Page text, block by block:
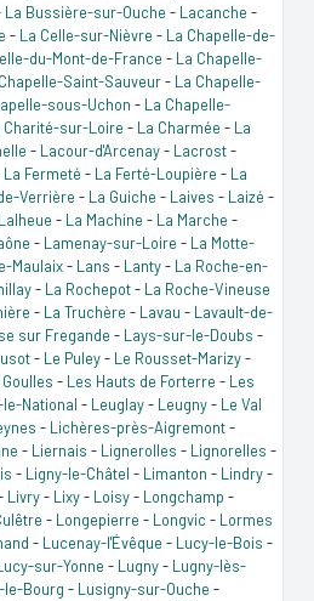
La Bussière-sur-Ouche - Lacanche -
- La Celle-sur-Nièvre - La Chapelle-de-
du-Mont-de-France - La Chapelle-
Saint-Sauveur- La Chapelle-
sous-Uchon - La Chapelle-
Charité-sur-Loire - La Charmée - La
- Lacour-d'Arcenay- Lacrost-
La Fermeté - La Ferté-Loupière - La
Verrière - La Guiche - Laives - Laizé -
Lalheue - La Machine - La Marche -
- Lamenay-sur-Loire - La Motte-
Maulaix- Lans - Lanty- La Roche-en-
- La Rochepot- La Roche-Vineuse
- La Truchère - Lavau - Lavault-de-
sur Fregande - Lays-sur-le-Doubs -
- Le Puley- Le Rousset-Marizy-
- Les Hauts de Forterre - Les
National - Leuglay- Leugny- Le Val
- Lichères-près-Aigremont-
- Liernais - Lignerolles - Lignorelles -
- Ligny-le-Châtel - Limanton - Lindry-
Livry- Lixy- Loisy- Longchamp -
- Longepierre - Longvic - Lormes
- Lucenay-l'Évêque - Lucy-le-Bois -
sur-Yonne - Lugny- Lugny-lès-
le-Bourg - Lusigny-sur-Ouche -